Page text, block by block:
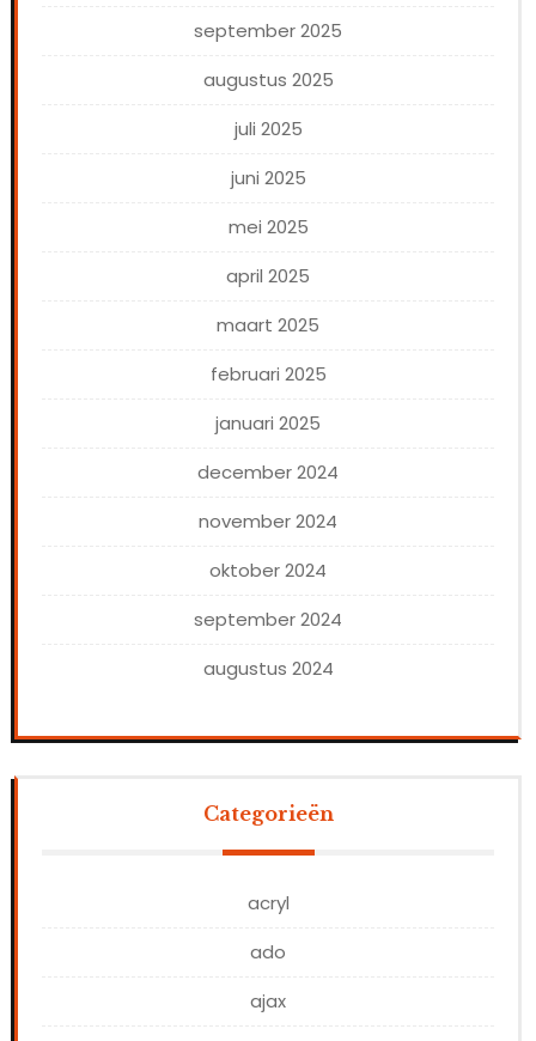
september 2025
augustus 2025
juli 2025
juni 2025
mei 2025
april 2025
maart 2025
februari 2025
januari 2025
december 2024
november 2024
oktober 2024
september 2024
augustus 2024
Categorieën
acryl
ado
ajax